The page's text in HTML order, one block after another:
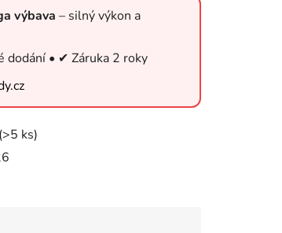
výbava – silný výkon a
dodání • ✔ Záruka 2 roky
(>5 ks)